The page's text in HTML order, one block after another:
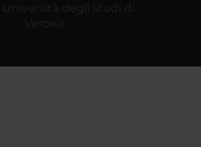
Università degli studi di
Verona